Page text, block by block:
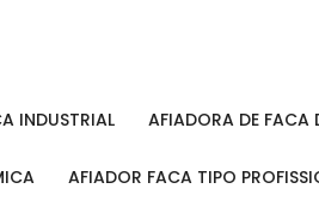
INDUSTRIAL AFIADORA DE FACA
AFIADOR FACA TIPO